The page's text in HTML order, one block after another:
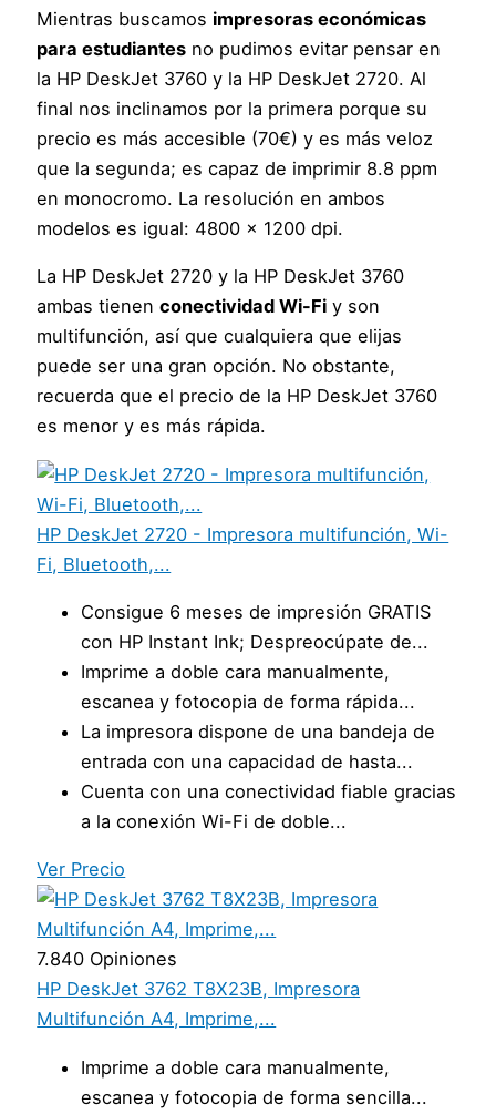
Mientras buscamos impresoras económicas
para estudiantes no pudimos evitar pensar en
la HP DeskJet 3760 y la HP DeskJet 2720. Al
final nos inclinamos por la primera porque su
precio es más accesible (70€) y es más veloz
que la segunda; es capaz de imprimir 8.8 ppm
en monocromo. La resolución en ambos
modelos es igual: 4800 x 1200 dpi.
La HP DeskJet 2720 y la HP DeskJet 3760
ambas tienenconectividad Wi-Fi y son
multifunción, así que cualquiera que elijas
puede ser una gran opción. No obstante,
recuerda que el precio de la HP DeskJet 3760
es menor y es más rápida.
HP DeskJet 2720 - Impresora multifunción, Wi-
Fi, Bluetooth,...
Consigue 6 meses de impresión GRATIS
con HP Instant Ink; Despreocúpate de...
Imprime a doble cara manualmente,
escanea y fotocopia de forma rápida...
La impresora dispone de una bandeja de
entrada con una capacidad de hasta...
Cuenta con una conectividad fiable gracias
a la conexión Wi-Fi de doble...
Ver Precio
7.840 Opiniones
HP DeskJet 3762 T8X23B, Impresora
Multifunción A4, Imprime,...
Imprime a doble cara manualmente,
escanea y fotocopia de forma sencilla...